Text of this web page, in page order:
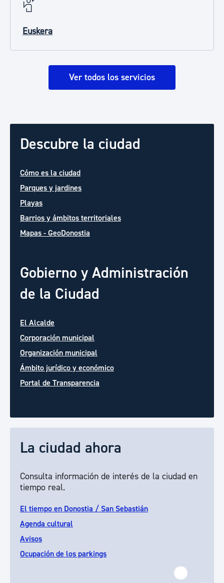
Euskera
Ver todos los servicios
Descubre la ciudad
Cómo es la ciudad
Parques y jardines
Playas
Barrios y ámbitos territoriales
Mapas - GeoDonostia
Gobierno y Administración
de la Ciudad
El Alcalde
Corporación municipal
Organización municipal
Ámbito jurídico y económico
Portal de Transparencia
La ciudad ahora
Consulta información de interés de la ciudad en
tiempo real.
El tiempo en Donostia / San Sebastián
Agenda cultural
Avisos
Ocupación de los parkings